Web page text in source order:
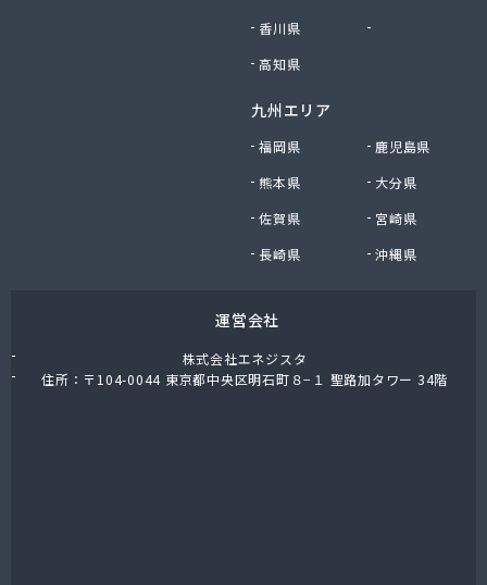
香川県
高知県
九州エリア
福岡県
鹿児島県
熊本県
大分県
佐賀県
宮崎県
長崎県
沖縄県
運営会社
株式会社エネジスタ
住所：〒104-0044 東京都中央区明石町８−１ 聖路加タワー 34階